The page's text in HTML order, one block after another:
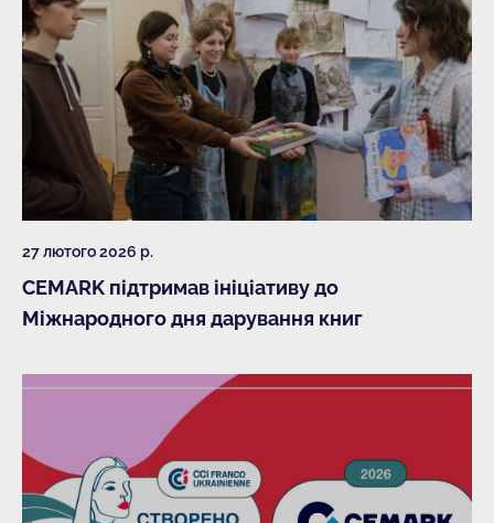
27 лютого 2026 р.
CEMARK підтримав ініціативу до
Міжнародного дня дарування книг